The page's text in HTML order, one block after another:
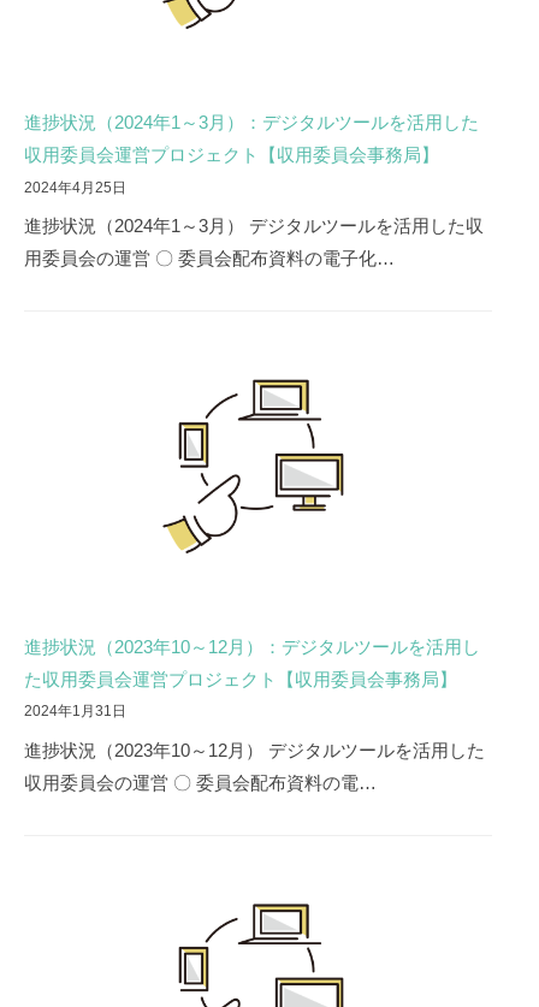
進捗状況（2024年1～3月）：デジタルツールを活用した
収用委員会運営プロジェクト【収用委員会事務局】
2024年4月25日
進捗状況（2024年1～3月） デジタルツールを活用した収
用委員会の運営 〇 委員会配布資料の電子化…
進捗状況（2023年10～12月）：デジタルツールを活用し
た収用委員会運営プロジェクト【収用委員会事務局】
2024年1月31日
進捗状況（2023年10～12月） デジタルツールを活用した
収用委員会の運営 〇 委員会配布資料の電…